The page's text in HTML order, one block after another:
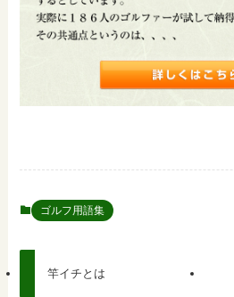
ゴルフ用語集
竿イチとは